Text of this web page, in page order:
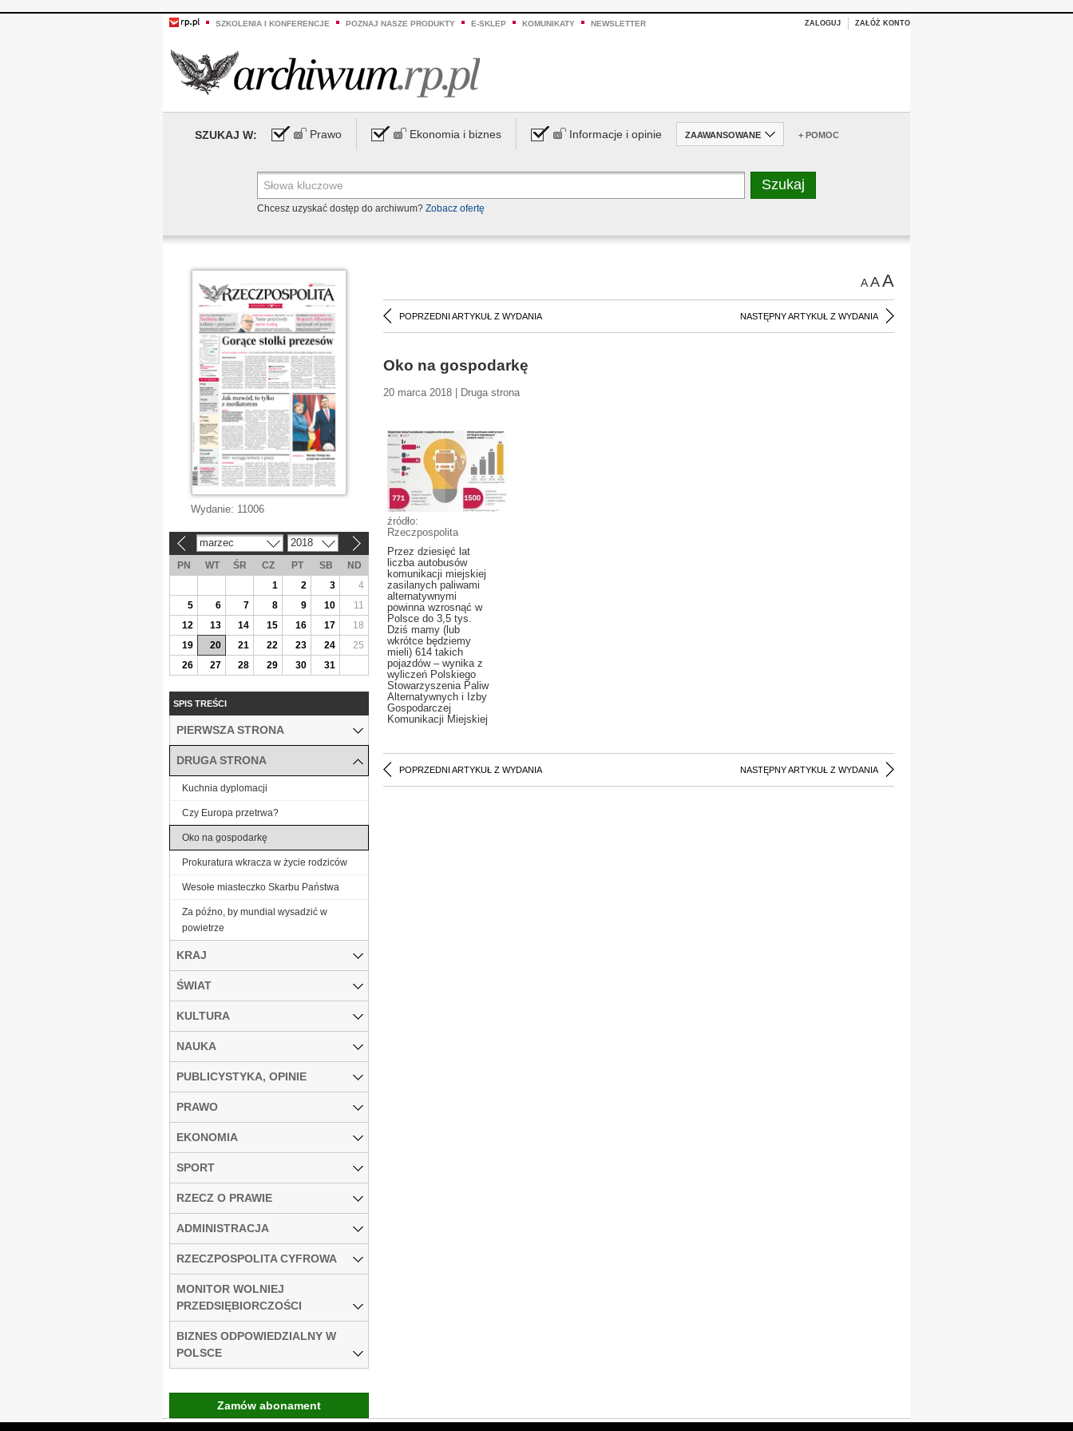
SZKOLENIA I KONFERENCJE POZNAJ NASZE PRODUKTY E-SKLEP KOMUNIKATY NEWSLETTER ZALOGUJ ZAŁÓŻ KONTO
SZUKAJ W: Prawo Ekonomia i biznes Informacje i opinie ZAAWANSOWANE + POMOC
Chcesz uzyskać dostęp do archiwum? Zobacz ofertę
AAA
POPRZEDNI ARTYKUŁ Z WYDANIA NASTĘPNY ARTYKUŁ Z WYDANIA
Oko na gospodarkę
20 marca 2018 | Druga strona
źródło:
Rzeczpospolita
Przez dziesięć lat
liczba autobusów
komunikacji miejskiej
zasilanych paliwami
alternatywnymi
powinna wzrosnąć w
Polsce do 3,5 tys.
Dziś mamy (lub
wkrótce będziemy
mieli) 614 takich
pojazdów – wynika z
wyliczeń Polskiego
Stowarzyszenia Paliw
Alternatywnych i Izby
Gospodarczej
Komunikacji Miejskiej
POPRZEDNI ARTYKUŁ Z WYDANIA NASTĘPNY ARTYKUŁ Z WYDANIA
Wydanie: 11006
marzec 2018
PN WT ŚR CZ PT SB
ND
1
2 3
4
5
6 7 8 9 10
11
12
13 14 15 16 17
18
19
20 21 22 23 24
25
26
27 28 29 30 31
SPIS TREŚCI
PIERWSZA STRONA
DRUGA STRONA
Kuchnia dyplomacji
Czy Europa przetrwa?
Oko na gospodarkę
Prokuratura wkracza w życie rodziców
Wesołe miasteczko Skarbu Państwa
Za późno, by mundial wysadzić w
powietrze
KRAJ
ŚWIAT
KULTURA
NAUKA
PUBLICYSTYKA, OPINIE
PRAWO
EKONOMIA
SPORT
RZECZ O PRAWIE
ADMINISTRACJA
RZECZPOSPOLITA CYFROWA
MONITOR WOLNIEJ
PRZEDSIĘBIORCZOŚCI
BIZNES ODPOWIEDZIALNY W
POLSCE
Zamów abonament